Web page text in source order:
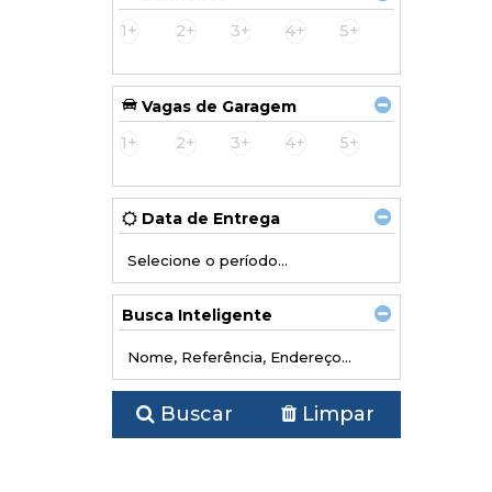
Busca Inteligente
1+
2+ 3+ 4+ 5+
Vagas de Garagem
1+
2+ 3+ 4+ 5+
Data de Entrega
Buscar Limpar